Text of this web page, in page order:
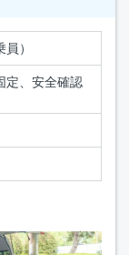
）
定、安全確認